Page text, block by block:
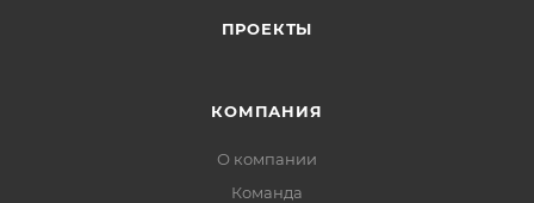
ПРОЕКТЫ
КОМПАНИЯ
О компании
Команда